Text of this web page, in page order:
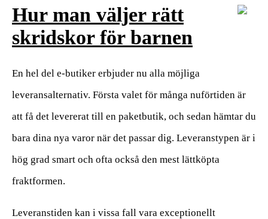
Hur man väljer rätt
skridskor för barnen
En hel del e-butiker erbjuder nu alla möjliga
leveransalternativ. Första valet för många nuförtiden är
att få det levererat till en paketbutik, och sedan hämtar du
bara dina nya varor när det passar dig. Leveranstypen är i
hög grad smart och ofta också den mest lättköpta
fraktformen.
Leveranstiden kan i vissa fall vara exceptionellt